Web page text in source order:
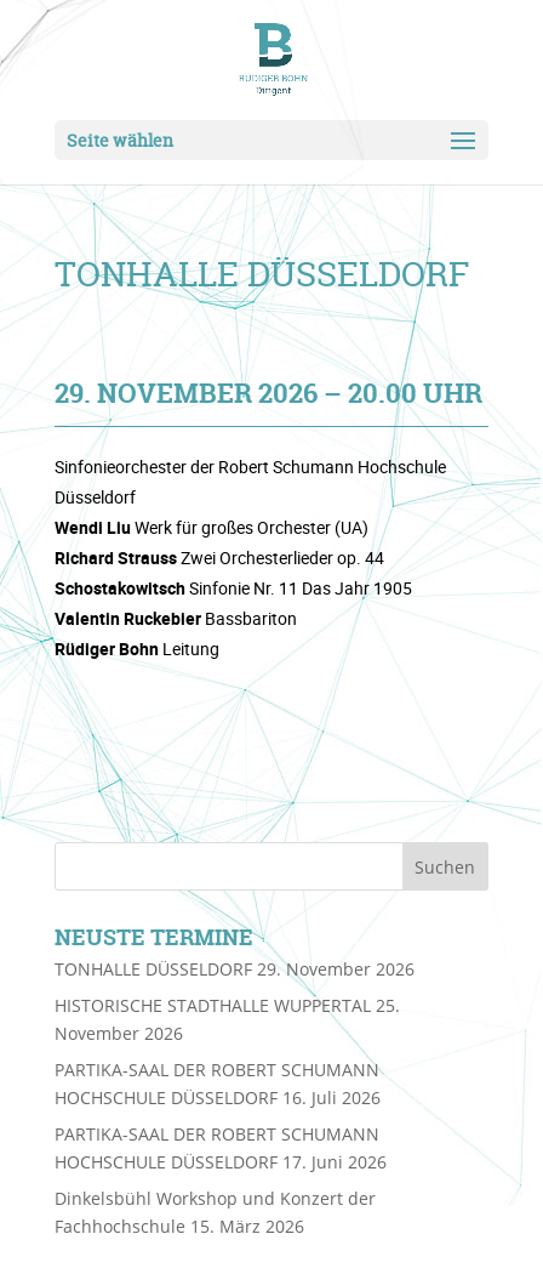
Seite wählen
TONHALLE DÜSSELDORF
29. NOVEMBER 2026 – 20.00 UHR
Sinfonieorchester der Robert Schumann Hochschule
Düsseldorf
Wendi LiuWerk für großes Orchester (UA)
Richard StraussZwei Orchesterlieder op. 44
SchostakowitschSinfonie Nr. 11 Das Jahr 1905
Valentin RuckebierBassbariton
Rüdiger BohnLeitung
NEUSTE TERMINE
TONHALLE DÜSSELDORF 29. November 2026
HISTORISCHE STADTHALLE WUPPERTAL 25.
November 2026
PARTIKA-SAAL DER ROBERT SCHUMANN
HOCHSCHULE DÜSSELDORF 16. Juli 2026
PARTIKA-SAAL DER ROBERT SCHUMANN
HOCHSCHULE DÜSSELDORF 17. Juni 2026
Dinkelsbühl Workshop und Konzert der
Fachhochschule 15. März 2026